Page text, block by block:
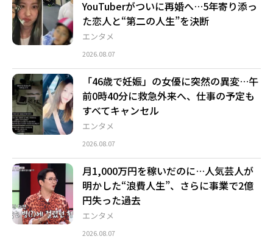
エンタメ
YouTuberがついに再婚へ…5年寄り添っ
た恋人と“第二の人生”を決断
2026.08.07
エンタメ
「46歳で妊娠」の女優に突然の異変…午
前0時40分に救急外来へ、仕事の予定も
すべてキャンセル
2026.08.07
エンタメ
月1,000万円を稼いだのに…人気芸人が
明かした“浪費人生”、さらに事業で2億
円失った過去
2026.08.07